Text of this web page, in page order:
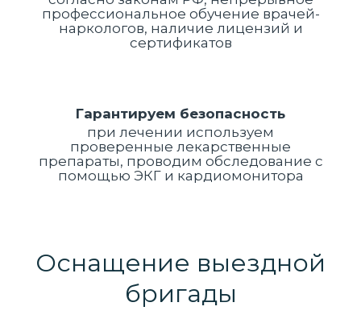
профессиональное обучение врачей-
наркологов, наличие лицензий и
сертификатов
Гарантируем безопасность
при лечении используем
проверенные лекарственные
препараты, проводим обследование с
помощью ЭКГ и кардиомонитора
Оснащение выездной
бригады